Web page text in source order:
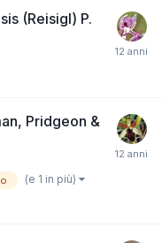
(Reisigl) P.
Pridgeon &
(e 1 in più)